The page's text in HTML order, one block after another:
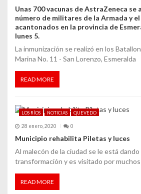
d
a
s
Unas 700 vacunas de AstraZeneca se
número de militares de la Armada y
acantonados en la provincia de
lunes 5.
La inmunización se realizó en los
Marina No. 11 - San Lorenzo, Esmeralda
READ MORE
LOS RÍOS NOTICIAS QUEVEDO
28 enero, 2020 0
Municipio rehabilita Piletas y luces
Al malecón de la ciudad se le está
transformación y es visitado por
READ MORE